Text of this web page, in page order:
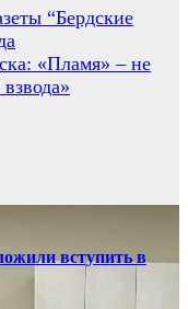
“Бердские
«Пламя» – не
вступить в